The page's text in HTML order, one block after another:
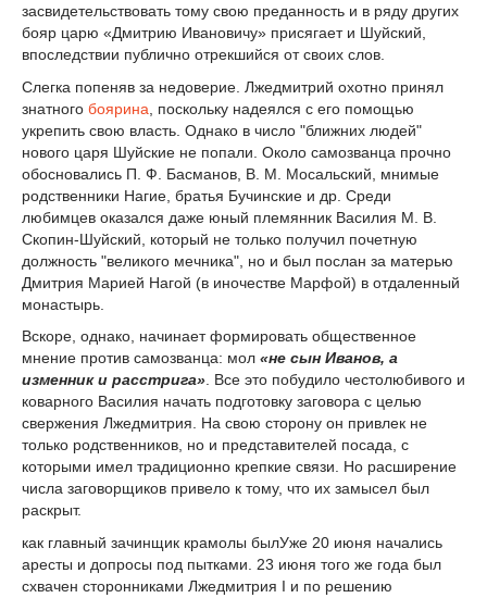
засвидетельствовать тому свою преданность и в ряду других
бояр царю «Дмитрию Ивановичу» присягает и Шуйский,
впоследствии публично отрекшийся от своих слов.
Слегка попеняв за недоверие. Лжедмитрий охотно принял
знатного боярина , поскольку надеялся с его помощью
укрепить свою власть. Однако в число "ближних людей"
нового царя Шуйские не попали. Около самозванца прочно
обосновались П. Ф. Басманов, В. М. Мосальский, мнимые
родственники Нагие, братья Бучинские и др. Среди
любимцев оказался даже юный племянник Василия М. В.
Скопин-Шуйский, который не только получил почетную
должность "великого мечника", но и был послан за матерью
Дмитрия Марией Нагой (в иночестве Марфой) в отдаленный
монастырь.
Вскоре, однако, начинает формировать общественное
мнение против самозванца: мол «не сын Иванов, а
изменник и расстрига». Все это побудило честолюбивого и
коварного Василия начать подготовку заговора с целью
свержения Лжедмитрия. На свою сторону он привлек не
только родственников, но и представителей посада, с
которыми имел традиционно крепкие связи. Но расширение
числа заговорщиков привело к тому, что их замысел был
раскрыт.
как главный зачинщик крамолы былУже 20 июня начались
аресты и допросы под пытками. 23 июня того же года был
схвачен сторонниками Лжедмитрия I и по решению